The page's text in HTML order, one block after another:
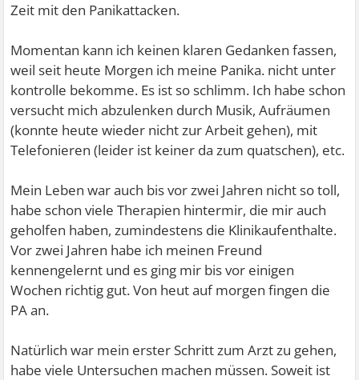
Zeit mit den Panikattacken.
Momentan kann ich keinen klaren Gedanken fassen,
weil seit heute Morgen ich meine Panika. nicht unter
kontrolle bekomme. Es ist so schlimm. Ich habe schon
versucht mich abzulenken durch Musik, Aufräumen
(konnte heute wieder nicht zur Arbeit gehen), mit
Telefonieren (leider ist keiner da zum quatschen), etc.
Mein Leben war auch bis vor zwei Jahren nicht so toll,
habe schon viele Therapien hintermir, die mir auch
geholfen haben, zumindestens die Klinikaufenthalte.
Vor zwei Jahren habe ich meinen Freund
kennengelernt und es ging mir bis vor einigen
Wochen richtig gut. Von heut auf morgen fingen die
PA an.
Natürlich war mein erster Schritt zum Arzt zu gehen,
habe viele Untersuchen machen müssen. Soweit ist